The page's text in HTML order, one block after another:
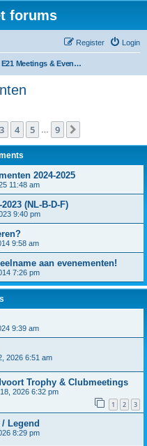
forums
Login
Register
E21 Meetings & Evenementen
9
3 4 5 9
2024-2025
11:48 am
(NL-B-D-F)
9:40 pm
9:58 am
aan evenementen!
7:26 pm
9:39 am
2026 6:51 am
Trophy & Clubmeetings
2026 6:32 pm
1 2 3
Legend
8:29 pm